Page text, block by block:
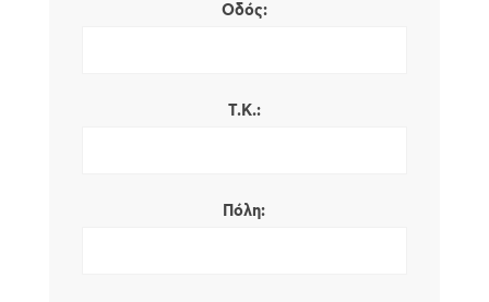
Οδός:
Τ.Κ.:
Πόλη: